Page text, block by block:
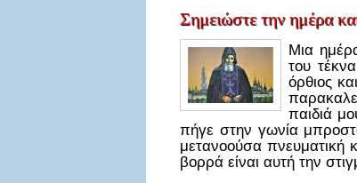
Σημειώστε την ημέρα
Μια
του
όρθιος
παιδιά
πήγε στην γωνία
μετανοούσα πνευματική
βορρά είναι αυτή την